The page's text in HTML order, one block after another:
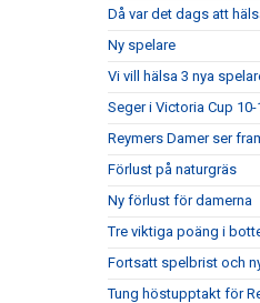
Då var det dags att
Ny spelare
Vi vill hälsa 3 nya
Seger i Victoria Cup 10-
Reymers Damer ser
Förlust på naturgräs
Ny förlust för damerna
Tre viktiga poäng i
Fortsatt spelbrist och
Tung höstupptakt för